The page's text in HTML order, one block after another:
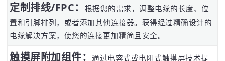
定制排线/FPC：
根据您的需求，调整电缆的长度、位
置和引脚排列，或者添加其他连接器。获得经过精确设计的
电缆解决方案，使您的连接更加精简且安全。
触摸屏附加组件：通过电容式或电阻式触摸屏技术提